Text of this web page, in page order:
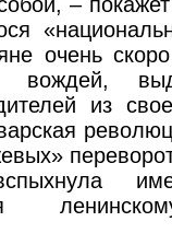
очень
вождей,
из